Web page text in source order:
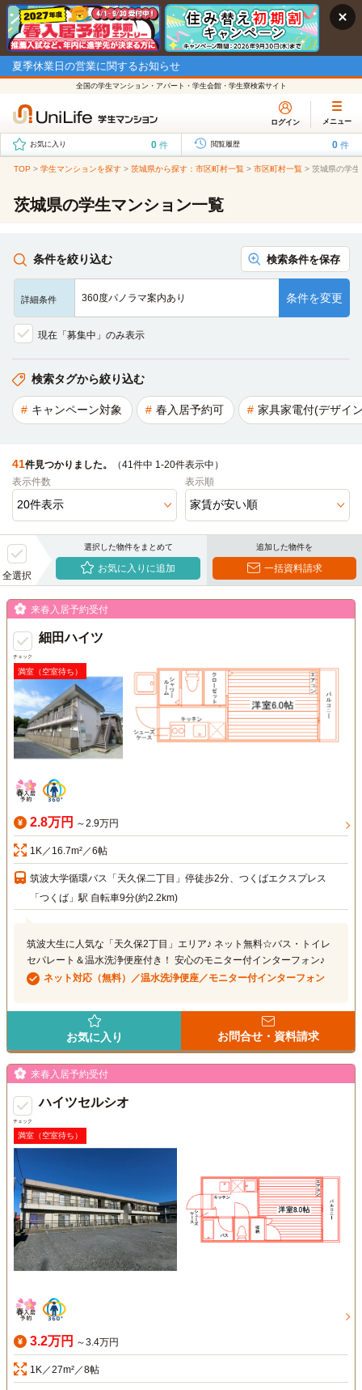
夏季休業日の営業に関するお知らせ
全国の学生マンション・アパート・学生会館・学生寮検索サイト
ログイン メニュー
お気に入り 0 件 閲覧履歴 0 件
TOP > 学生マンションを探す > 茨城県から探す：市区町村一覧 > 市区町村一覧 > 茨城県の学
茨城県の学生マンション一覧
条件を絞り込む 検索条件を保存
詳細条件 360度パノラマ案内あり 条件を変更
現在「募集中」のみ表示
検索タグから絞り込む
キャンペーン対象 春入居予約可 家具家電付(デザイ
41件見つかりました。
（41件中 1-20件表示中）
表示件数
表示順
全選択
選択した物件をまとめて
お気に入りに追加
追加した物件を
一括資料請求
チェック
来春入居予約受付
細田ハイツ
満室（空室待ち）
2.8万円 ～2.9万円
1K／16.7m²／6帖
筑波大学循環バス「天久保二丁目」停徒歩2分、つくばエクスプレス
「つくば」駅 自転車9分(約2.2km)
筑波大生に人気な「天久保2丁目」エリア♪ ネット無料☆バス・トイレ
セパレート＆温水洗浄便座付き！ 安心のモニター付インターフォン♪
ネット対応（無料）／温水洗浄便座／モニター付インターフォン
お気に入り お問合せ・資料請求
チェック
来春入居予約受付
ハイツセルシオ
満室（空室待ち）
3.2万円 ～3.4万円
1K／27m²／8帖